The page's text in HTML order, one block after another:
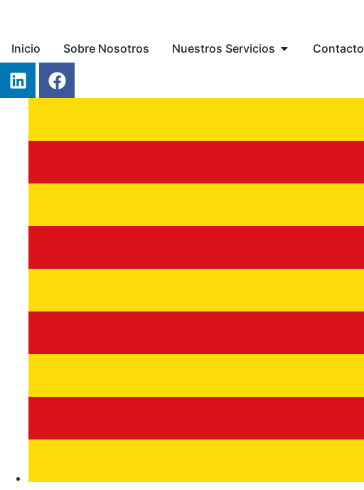
Inicio Sobre Nosotros Nuestros Servicios Contacto